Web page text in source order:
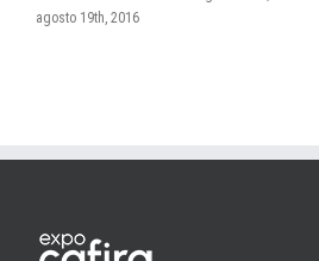
agosto 19th, 2016